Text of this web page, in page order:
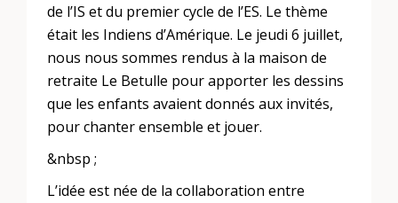
de l’IS et du premier cycle de l’ES. Le thème
était les Indiens d’Amérique. Le jeudi 6 juillet,
nous nous sommes rendus à la maison de
retraite Le Betulle pour apporter les dessins
que les enfants avaient donnés aux invités,
pour chanter ensemble et jouer.
&nbsp ;
L’idée est née de la collaboration entre